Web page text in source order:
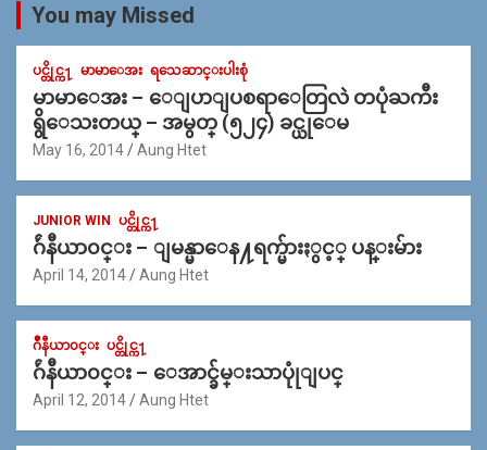
You may Missed
ပင္တိုင္က႑ မာမာေအး ရသေဆာင္းပါးစုံ
မာမာေအး – ေျပာျပစရာေတြလဲ တပုံႀကီး
ရွိေသးတယ္ – အမွတ္ (၅၂၄) ခင္ယုေမ
May 16, 2014 Aung Htet
JUNIOR WIN ပင္တိုင္က႑
ဂ်ဴနီယာ၀င္း – ျမန္မာေန႔ရက္မ်ားႏွင့္ ပန္းမ်ား
April 14, 2014 Aung Htet
ဂ်ဳနီယာ၀င္း ပင္တိုင္က႑
ဂ်ဴနီယာ၀င္း – ေအာင္ခ်မ္းသာပုုံျပင္
April 12, 2014 Aung Htet